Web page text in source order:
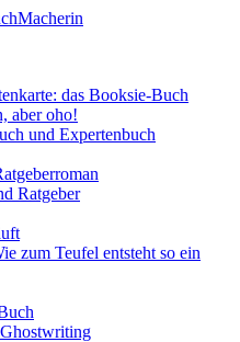
das Booksie-Buch
aber oho!
und Expertenbuch
Ratgeber
zum Teufel entsteht so ein